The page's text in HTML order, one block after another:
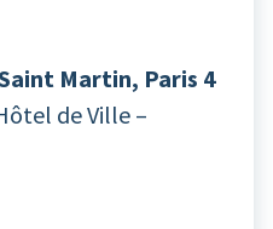
Saint Martin, Paris 4
de Ville –